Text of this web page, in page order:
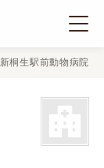
新桐生駅前動物病院